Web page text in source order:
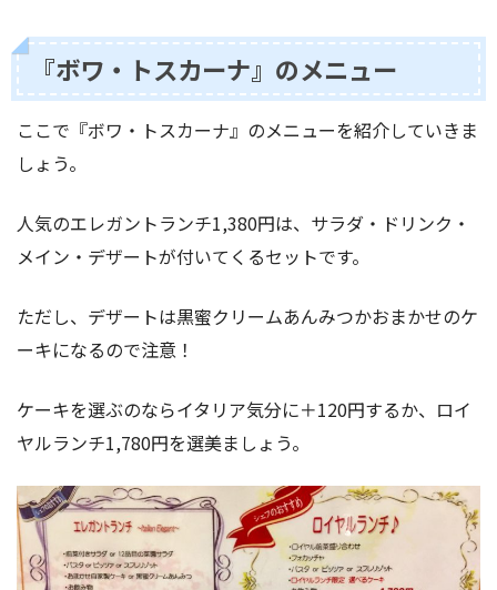
『ボワ・トスカーナ』のメニュー
ここで『ボワ・トスカーナ』のメニューを紹介していきま
しょう。
人気のエレガントランチ1,380円は、サラダ・ドリンク・
メイン・デザートが付いてくるセットです。
ただし、デザートは黒蜜クリームあんみつかおまかせのケ
ーキになるので注意！
ケーキを選ぶのならイタリア気分に＋120円するか、ロイ
ヤルランチ1,780円を選美ましょう。